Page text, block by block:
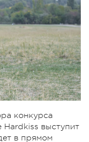
конкурса
Hardkiss выступит
в прямом